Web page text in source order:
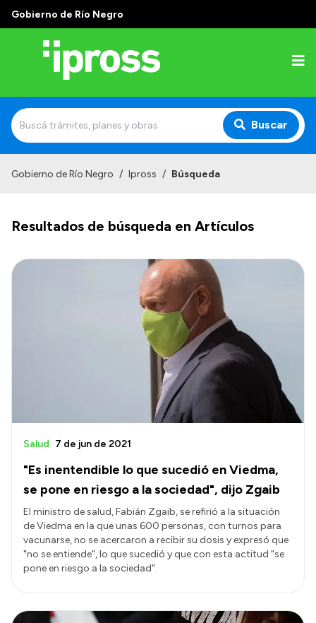
Gobierno de Río Negro
Buscar
¿Qué es IPROSS?
Autoridades
Licitaciones
Gobierno de Río Negro / Ipross / Búsqueda
Resultados de búsqueda en Artículos
"Es inentendible lo que sucedió en Viedma,
se pone en riesgo a la sociedad", dijo Zgaib
Salud 7 de jun de 2021
El ministro de salud, Fabián Zgaib, se refirió a la situación
de Viedma en la que unas 600 personas, con turnos para
vacunarse, no se acercaron a recibir su dosis y expresó que
"no se entiende", lo que sucedió y que con esta actitud "se
pone en riesgo a la sociedad".